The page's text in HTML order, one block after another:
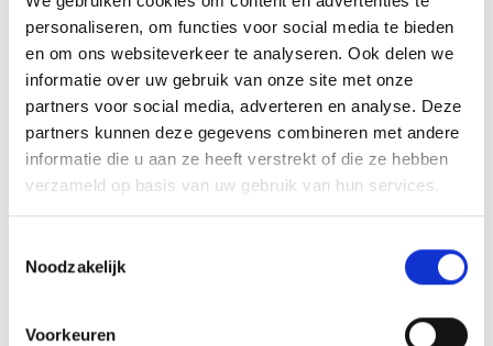
personaliseren, om functies voor social media te bieden
en om ons websiteverkeer te analyseren. Ook delen we
informatie over uw gebruik van onze site met onze
partners voor social media, adverteren en analyse. Deze
partners kunnen deze gegevens combineren met andere
informatie die u aan ze heeft verstrekt of die ze hebben
verzameld op basis van uw gebruik van hun services.
Noodzakelijk
Voorkeuren
Openingstijden
Montag
12:00 - 17:30
Dienstag
10:00 - 17:30
Freitag
Samstag